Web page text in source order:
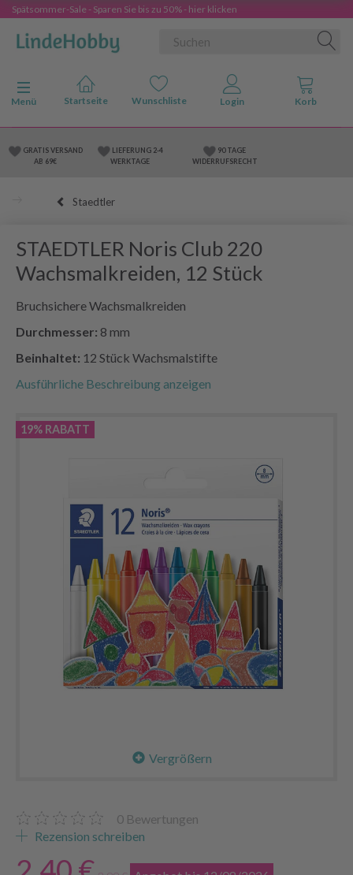
Spätsommer-Sale - Sparen Sie bis zu 50% - hier klicken
Anzeige ändern
Menü
GRATIS VERSAND
AB 69€
LIEFERUNG 2-4
WERKTAGE
90 TAGE
WIDERRUFSRECHT
Staedtler
STAEDTLER Noris Club 220
Wachsmalkreiden, 12 Stück
Bruchsichere Wachsmalkreiden
Durchmesser: 8 mm
Beinhaltet: 12 Stück Wachsmalstifte
Ausführliche Beschreibung anzeigen
19% RABATT
Vergrößern
0 Bewertungen
Rezension schreiben